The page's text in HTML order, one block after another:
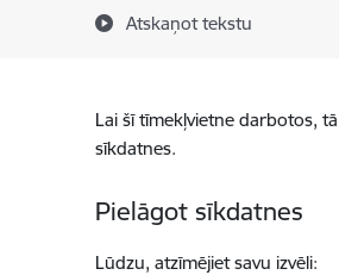
Atskaņot tekstu
Lai šī tīmekļvietne darbotos,
sīkdatnes.
Pielāgot sīkdatnes
Lūdzu, atzīmējiet savu izvēli: